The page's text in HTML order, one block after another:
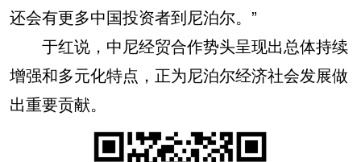
还会有更多中国投资者到尼泊尔。”
于红说，中尼经贸合作势头呈现出总体持续
增强和多元化特点，正为尼泊尔经济社会发展做
出重要贡献。